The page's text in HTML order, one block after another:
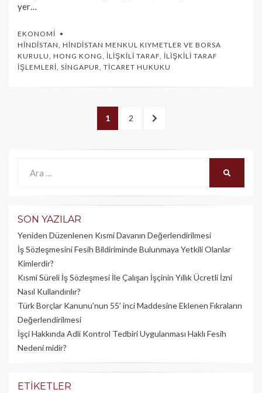
yer…
EKONOMI
HINDISTAN, HINDISTAN MENKUL KIYMETLER VE BORSA
KURULU, HONG KONG, İLIŞKILI TARAF, İLIŞKILI TARAF
İŞLEMLERI, SINGAPUR, TICARET HUKUKU
PAGE
1 PAGE
2
SONRAKI
SON YAZILAR
Yeniden Düzenlenen Kısmi Davanın Değerlendirilmesi
İş Sözleşmesini Fesih Bildiriminde Bulunmaya Yetkili Olanlar
Kimlerdir?
Kısmi Süreli İş Sözleşmesi İle Çalışan İşçinin Yıllık Üc­retli İzni
Nasıl Kullandırılır?
Türk Borçlar Kanunu’nun 55’ inci Maddesine Eklenen Fıkraların
Değerlendirilmesi
İşçi Hakkında Adli Kontrol Tedbiri Uygulanması Haklı Fesih
Nedeni midir?
ETIKETLER